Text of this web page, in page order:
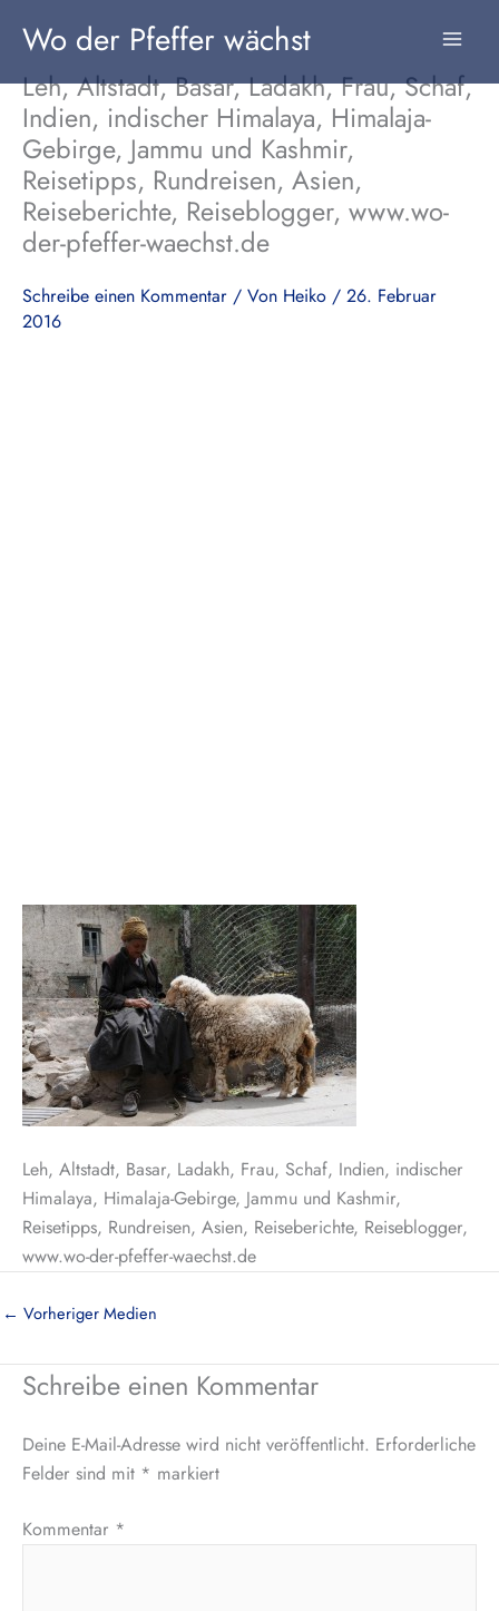
Inhalt
springen
Wo der Pfeffer wächst
Leh, Altstadt, Basar, Ladakh, Frau, Schaf,
Indien, indischer Himalaya, Himalaja-
Gebirge, Jammu und Kashmir,
Reisetipps, Rundreisen, Asien,
Reiseberichte, Reiseblogger, www.wo-
der-pfeffer-waechst.de
Schreibe einen Kommentar / Von Heiko / 26. Februar
2016
Leh, Altstadt, Basar, Ladakh, Frau, Schaf, Indien, indischer
Himalaya, Himalaja-Gebirge, Jammu und Kashmir,
Reisetipps, Rundreisen, Asien, Reiseberichte, Reiseblogger,
www.wo-der-pfeffer-waechst.de
← Vorheriger Medien
Schreibe einen Kommentar
Deine E-Mail-Adresse wird nicht veröffentlicht. Erforderliche
Felder sind mit * markiert
Kommentar *